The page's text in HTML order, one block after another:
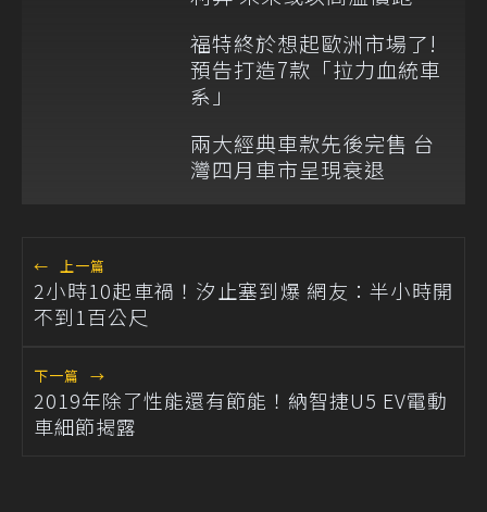
福特終於想起歐洲市場了!
預告打造7款「拉力血統車
系」
兩大經典車款先後完售 台
灣四月車市呈現衰退
← 上一篇
2小時10起車禍！汐止塞到爆 網友：半小時開
不到1百公尺
下一篇 →
2019年除了性能還有節能！納智捷U5 EV電動
車細節揭露